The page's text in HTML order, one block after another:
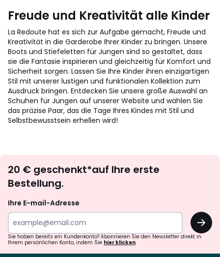
Freude und Kreativität alle Kinder
La Redoute hat es sich zur Aufgabe gemacht, Freude und
Kreativität in die Garderobe Ihrer Kinder zu bringen. Unsere
Boots und Stiefeletten für Jungen sind so gestaltet, dass
sie die Fantasie inspirieren und gleichzeitig für Komfort und
Sicherheit sorgen. Lassen Sie Ihre Kinder ihren einzigartigen
Stil mit unserer lustigen und funktionalen Kollektion zum
Ausdruck bringen. Entdecken Sie unsere große Auswahl an
Schuhen für Jungen auf unserer Website und wählen Sie
das präzise Paar, das die Tage Ihres Kindes mit Stil und
Selbstbewusstsein erhellen wird!
abonnieren
20 € geschenkt*auf Ihre erste
Bestellung.
Ihre E-mail-Adresse
OK
Sie haben bereits ein Kundenkonto? Abonnieren Sie den Newsletter direkt in
Ihrem persönlichen Konto, indem Sie hier klicken